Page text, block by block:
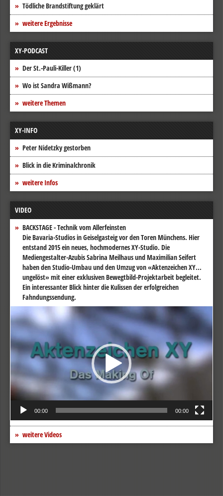
Tödliche Brandstiftung geklärt
weitere Ergebnisse
XY-PODCAST
Der St.-Pauli-Killer (1)
Wo ist Sandra Wißmann?
weitere Themen
XY-INFO
Peter Nidetzky gestorben
Blick in die Kriminalchronik
weitere Infos
VIDEO
BACKSTAGE - Technik vom Allerfeinsten
Die Bavaria-Studios in Geiselgasteig vor den Toren Münchens. Hier
entstand 2015 ein neues, hochmodernes XY-Studio. Die
Mediengestalter-Azubis Sabrina Meilhaus und Maximilian Seifert
haben den Studio-Umbau und den Umzug von «Aktenzeichen XY...
ungelöst» mit einer exklusiven Bewegtbild-Projektarbeit begleitet.
Ein interessanter Blick hinter die Kulissen der erfolgreichen
Fahndungssendung.
Video-
Player
00:00 00:00
weitere Videos